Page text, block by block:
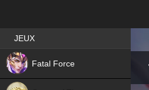
Best RPG games in France
JEUX
Fatal Force
NEW